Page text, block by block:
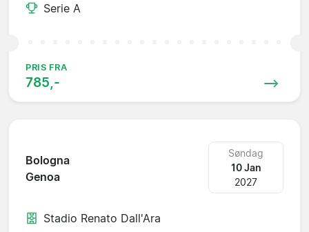
Serie A
PRIS FRA
785,-
Bologna
Genoa
Søndag
10 Jan
2027
Stadio Renato Dall'Ara